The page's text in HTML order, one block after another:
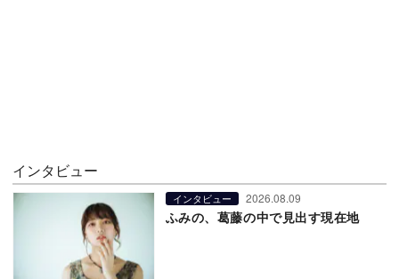
インタビュー
インタビュー 2026.08.09
ふみの、葛藤の中で見出す現在地